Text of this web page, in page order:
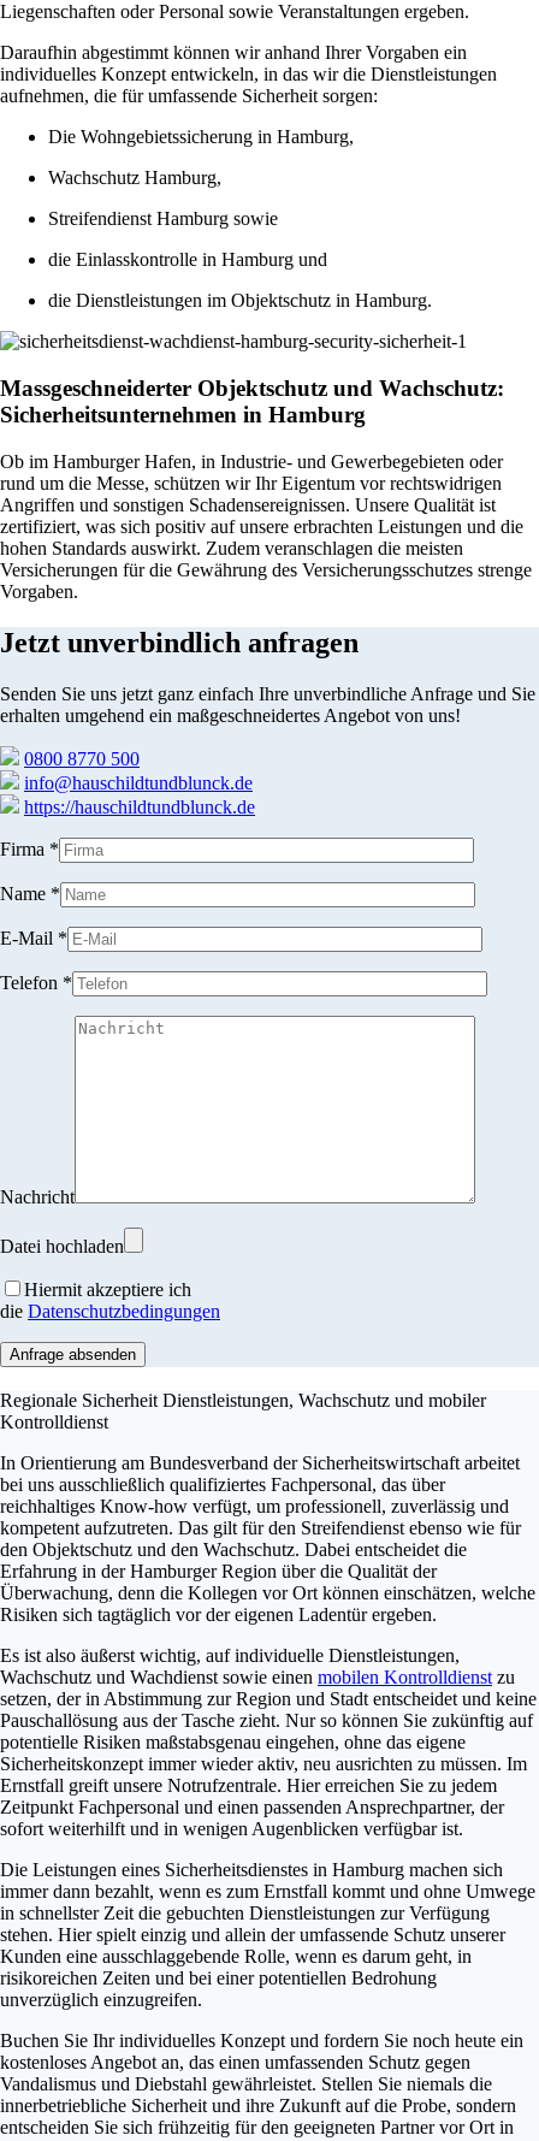
Liegenschaften oder Personal sowie Veranstaltungen ergeben.
Daraufhin abgestimmt können wir anhand Ihrer Vorgaben ein
individuelles Konzept entwickeln, in das wir die Dienstleistungen
aufnehmen, die für umfassende Sicherheit sorgen:
Die Wohngebietssicherung in Hamburg,
Wachschutz Hamburg,
Streifendienst Hamburg sowie
die Einlasskontrolle in Hamburg und
die Dienstleistungen im Objektschutz in Hamburg.
Massgeschneiderter Objektschutz und Wachschutz:
Sicherheitsunternehmen in Hamburg
Ob im Hamburger Hafen, in Industrie- und Gewerbegebieten oder
rund um die Messe, schützen wir Ihr Eigentum vor rechtswidrigen
Angriffen und sonstigen Schadensereignissen. Unsere Qualität ist
zertifiziert, was sich positiv auf unsere erbrachten Leistungen und die
hohen Standards auswirkt. Zudem veranschlagen die meisten
Versicherungen für die Gewährung des Versicherungsschutzes strenge
Vorgaben.
Jetzt unverbindlich anfragen
Senden Sie uns jetzt ganz einfach Ihre unverbindliche Anfrage und Sie
erhalten umgehend ein maßgeschneidertes Angebot von uns!
0800 8770 500
info@hauschildtundblunck.de
https://hauschildtundblunck.de
Firma *
Name *
E-Mail *
Telefon *
Nachricht
Datei hochladen
Hiermit akzeptiere ich
die Datenschutzbedingungen
Regionale Sicherheit Dienstleistungen, Wachschutz und mobiler
Kontrolldienst
In Orientierung am Bundesverband der Sicherheitswirtschaft arbeitet
bei uns ausschließlich qualifiziertes Fachpersonal, das über
reichhaltiges Know-how verfügt, um professionell, zuverlässig und
kompetent aufzutreten. Das gilt für den Streifendienst ebenso wie für
den Objektschutz und den Wachschutz. Dabei entscheidet die
Erfahrung in der Hamburger Region über die Qualität der
Überwachung, denn die Kollegen vor Ort können einschätzen, welche
Risiken sich tagtäglich vor der eigenen Ladentür ergeben.
Es ist also äußerst wichtig, auf individuelle Dienstleistungen,
Wachschutz und Wachdienst sowie einen mobilen Kontrolldienstzu
setzen, der in Abstimmung zur Region und Stadt entscheidet und keine
Pauschallösung aus der Tasche zieht. Nur so können Sie zukünftig auf
potentielle Risiken maßstabsgenau eingehen, ohne das eigene
Sicherheitskonzept immer wieder aktiv, neu ausrichten zu müssen. Im
Ernstfall greift unsere Notrufzentrale. Hier erreichen Sie zu jedem
Zeitpunkt Fachpersonal und einen passenden Ansprechpartner, der
sofort weiterhilft und in wenigen Augenblicken verfügbar ist.
Die Leistungen eines Sicherheitsdienstes in Hamburg machen sich
immer dann bezahlt, wenn es zum Ernstfall kommt und ohne Umwege
in schnellster Zeit die gebuchten Dienstleistungen zur Verfügung
stehen. Hier spielt einzig und allein der umfassende Schutz unserer
Kunden eine ausschlaggebende Rolle, wenn es darum geht, in
risikoreichen Zeiten und bei einer potentiellen Bedrohung
unverzüglich einzugreifen.
Buchen Sie Ihr individuelles Konzept und fordern Sie noch heute ein
kostenloses Angebot an, das einen umfassenden Schutz gegen
Vandalismus und Diebstahl gewährleistet. Stellen Sie niemals die
innerbetriebliche Sicherheit und ihre Zukunft auf die Probe, sondern
entscheiden Sie sich frühzeitig für den geeigneten Partner vor Ort in